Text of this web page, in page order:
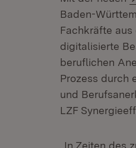
Baden-
Fachkräfte
digitalisierte
beruflichen
Prozess durch
und
LZF
„In Zeiten